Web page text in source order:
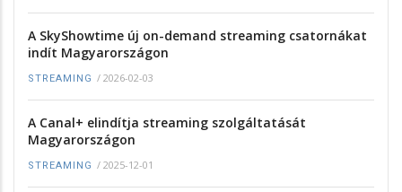
A SkyShowtime új on-demand streaming csatornákat
indít Magyarországon
STREAMING / 2026-02-03
A Canal+ elindítja streaming szolgáltatását
Magyarországon
STREAMING / 2025-12-01